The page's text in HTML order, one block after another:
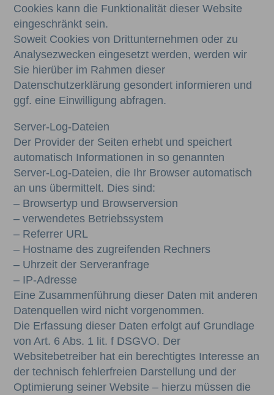
Cookies kann die Funktionalität dieser Website
eingeschränkt sein.
Soweit Cookies von Drittunternehmen oder zu
Analysezwecken eingesetzt werden, werden wir
Sie hierüber im Rahmen dieser
Datenschutzerklärung gesondert informieren und
ggf. eine Einwilligung abfragen.
Server-Log-Dateien
Der Provider der Seiten erhebt und speichert
automatisch Informationen in so genannten
Server-Log-Dateien, die Ihr Browser automatisch
an uns übermittelt. Dies sind:
– Browsertyp und Browserversion
– verwendetes Betriebssystem
– Referrer URL
– Hostname des zugreifenden Rechners
– Uhrzeit der Serveranfrage
– IP-Adresse
Eine Zusammenführung dieser Daten mit anderen
Datenquellen wird nicht vorgenommen.
Die Erfassung dieser Daten erfolgt auf Grundlage
von Art. 6 Abs. 1 lit. f DSGVO. Der
Websitebetreiber hat ein berechtigtes Interesse an
der technisch fehlerfreien Darstellung und der
Optimierung seiner Website – hierzu müssen die